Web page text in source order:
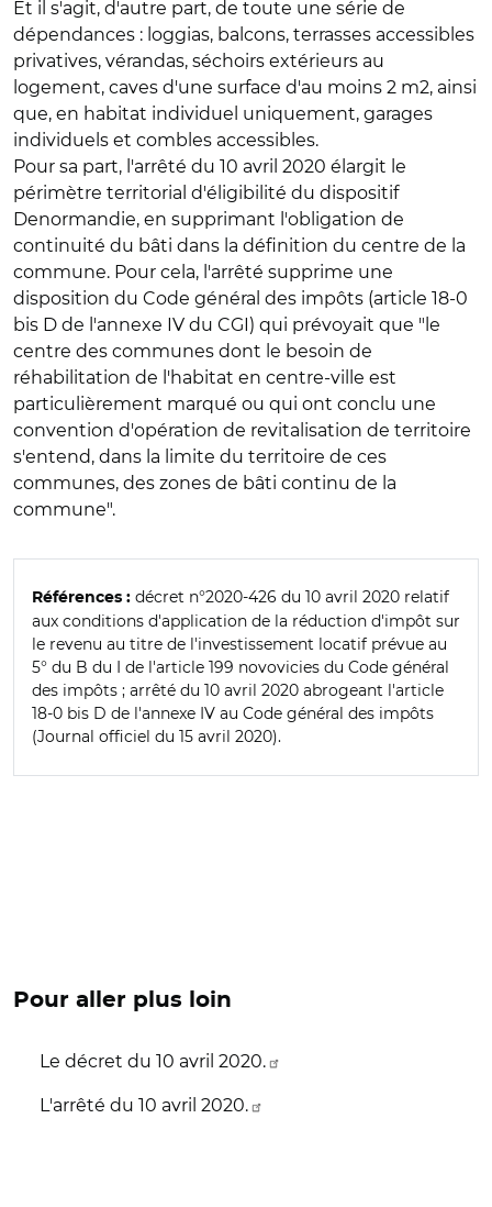
Et il s'agit, d'autre part, de toute une série de
dépendances : loggias, balcons, terrasses accessibles
privatives, vérandas, séchoirs extérieurs au
logement, caves d'une surface d'au moins 2 m2, ainsi
que, en habitat individuel uniquement, garages
individuels et combles accessibles.
Pour sa part, l'arrêté du 10 avril 2020 élargit le
périmètre territorial d'éligibilité du dispositif
Denormandie, en supprimant l'obligation de
continuité du bâti dans la définition du centre de la
commune. Pour cela, l'arrêté supprime une
disposition du Code général des impôts (article 18-0
bis D de l'annexe IV du CGI) qui prévoyait que "le
centre des communes dont le besoin de
réhabilitation de l'habitat en centre-ville est
particulièrement marqué ou qui ont conclu une
convention d'opération de revitalisation de territoire
s'entend, dans la limite du territoire de ces
communes, des zones de bâti continu de la
commune".
Références : décret n°2020-426 du 10 avril 2020 relatif
aux conditions d'application de la réduction d'impôt sur
le revenu au titre de l'investissement locatif prévue au
5° du B du I de l'article 199 novovicies du Code général
des impôts ; arrêté du 10 avril 2020 abrogeant l'article
18-0 bis D de l'annexe IV au Code général des impôts
(Journal officiel du 15 avril 2020).
Pour aller plus loin
Le décret du 10 avril 2020.
L'arrêté du 10 avril 2020.